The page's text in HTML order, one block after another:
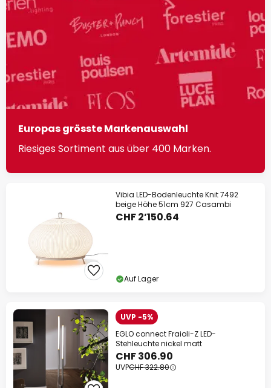
Europas grösste Markenauswahl
Riesiges Sortiment aus über 400 Marken.
Vibia LED-Bodenleuchte Knit 7492
beige Höhe 51cm 927 Casambi
CHF 2’150.64
Auf Lager
UVP -5%
EGLO connect Fraioli-Z LED-
Stehleuchte nickel matt
CHF 306.90
UVPCHF 322.80